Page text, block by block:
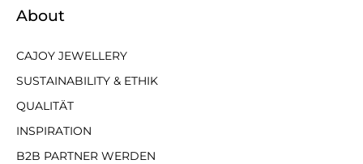
About
CAJOY JEWELLERY
SUSTAINABILITY & ETHIK
QUALITÄT
INSPIRATION
B2B PARTNER WERDEN